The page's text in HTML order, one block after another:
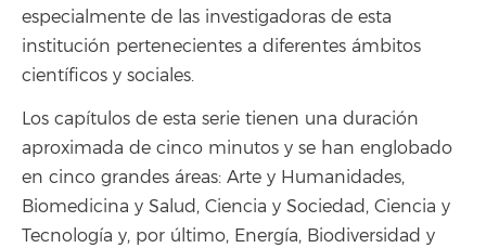
especialmente de las investigadoras de esta
institución pertenecientes a diferentes ámbitos
científicos y sociales.
Los capítulos de esta serie tienen una duración
aproximada de cinco minutos y se han englobado
en cinco grandes áreas: Arte y Humanidades,
Biomedicina y Salud, Ciencia y Sociedad, Ciencia y
Tecnología y, por último, Energía, Biodiversidad y